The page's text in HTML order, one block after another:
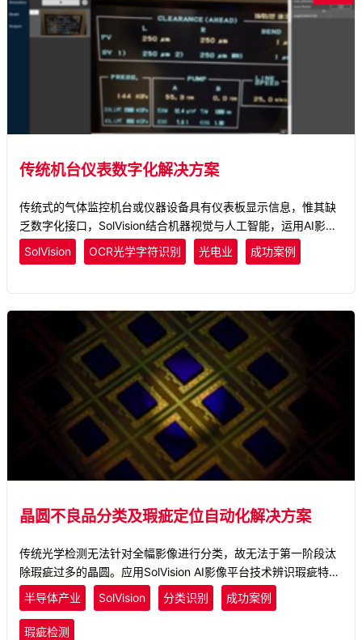
传统机台仪表数字化解决方案
传统式的气体监控机台或仪器设备具有仪表板显示信息，惟其缺
乏数字化接口，SolVision结合机器视觉与人工智能，运用AI影像
平台技术执行光学字符识别(OCR)，将机台仪表影像中的数值转
为数字化信息，以利统计、监控数据的异常情形，亦可进 % 一步
SolVision OCR光学字符识别 光电业 成功案例
晶圆不良品分类及瑕疵定位自动化解决方案
传统光学检测无法针对全幅影像进行分类，故无法于第一阶段汰
除瑕疵过多的晶圆。应用SolVision AI影像平台技术辨识瑕疵特
征。首先判断晶圆是否具有过多瑕疵，汰除无法修复的不良品。
其次运用图像处理技术分割晶圆影像，并以工具侦测瑕疵，记录
其特征、坐标、面积等信息，大幅提升后续修补的效率。
半导体产业 SolVision 分类识别 成功案例
瑕疵检测